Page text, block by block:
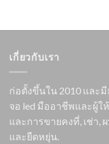
เกี่ยวกับเรา
ก่อตั้งขึ้นใน 2010 และ
จอ led มืออาชีพและผู้
และการขายคงที่, เช่า,
และยืดหยุ่น.